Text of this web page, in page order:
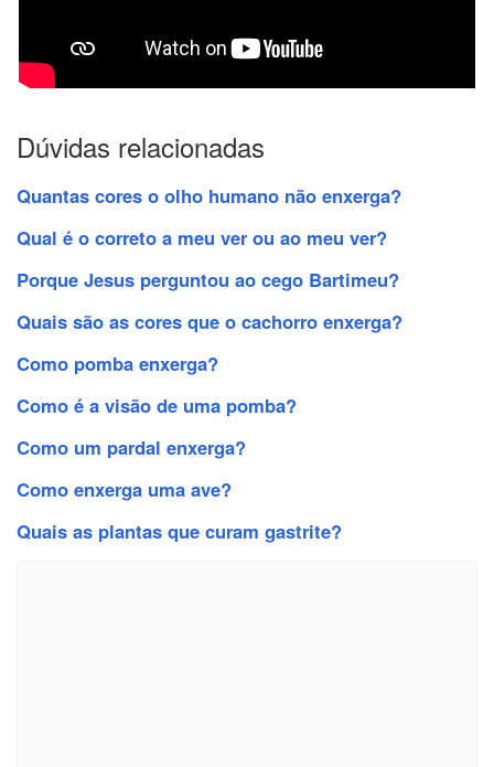
Dúvidas relacionadas
Quantas cores o olho humano não enxerga?
Qual é o correto a meu ver ou ao meu ver?
Porque Jesus perguntou ao cego Bartimeu?
Quais são as cores que o cachorro enxerga?
Como pomba enxerga?
Como é a visão de uma pomba?
Como um pardal enxerga?
Como enxerga uma ave?
Quais as plantas que curam gastrite?